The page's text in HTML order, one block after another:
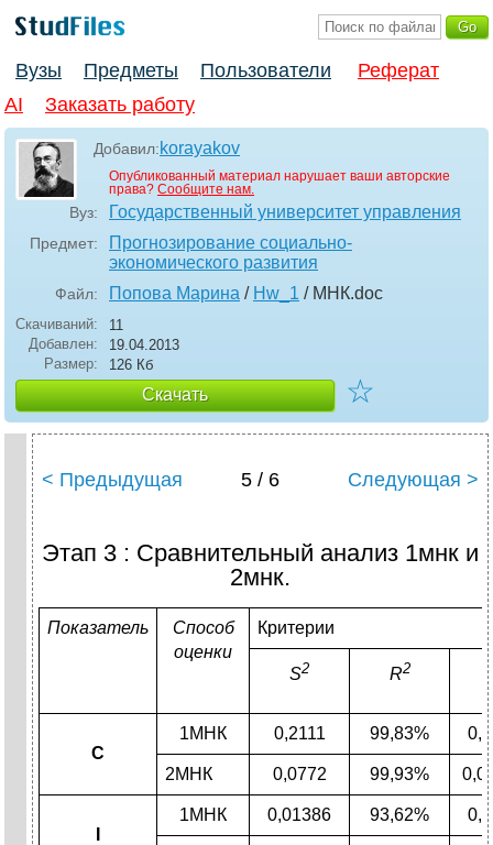
Вузы Предметы Пользователи
Реферат
AI
Заказать работу
Добавил:korayakov
Опубликованный материал нарушает ваши авторские
права? Сообщите нам.
Вуз: Государственный университет управления
Предмет:
Прогнозирование социально-
экономического развития
Файл: Попова Марина / Hw_1 / МНК.doc
Скачиваний:
11
Добавлен:
19.04.2013
Размер:
126 Кб
Скачать ☆
< Предыдущая 5 / 6 Следующая >
Этап 3 : Сравнительный анализ 1мнк и
2мнк.
Показатель
Способ
оценки
Критерии
S2 R2 K
C
1МНК 0,2111 99,83%
2МНК 0,0772 99,93%
1МНК 0,01386 93,62%